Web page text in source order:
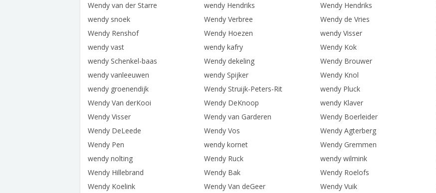
Wendy van der Starre
wendy Hendriks Wendy Hendriks
wendy snoek
Wendy Verbree Wendy de Vries
Wendy Renshof
Wendy Hoezen wendy Visser
wendy vast
wendy kafry Wendy Kok
wendy Schenkel-baas
Wendy dekeling Wendy Brouwer
wendy vanleeuwen
wendy Spijker Wendy Knol
wendy groenendijk
Wendy Struijk-Peters-Rit wendy Pluck
Wendy Van derKooi
Wendy DeKnoop wendy Klaver
Wendy Visser
Wendy van Garderen Wendy Boerleider
Wendy DeLeede
Wendy Vos Wendy Agterberg
Wendy Pen
wendy kornet Wendy Gremmen
wendy nolting
Wendy Ruck wendy wilmink
Wendy Hillebrand
Wendy Bak Wendy Roelofs
Wendy Koelink
Wendy Van deGeer Wendy Vuik